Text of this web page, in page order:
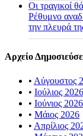
Οι τραγικοί
Ρέθυμνο
την πλευρά
Αρχείο
• Αύγουστος
• Ιούλιος 2026
• Ιούνιος 2026
• Μάιος 2026
• Απρίλιος